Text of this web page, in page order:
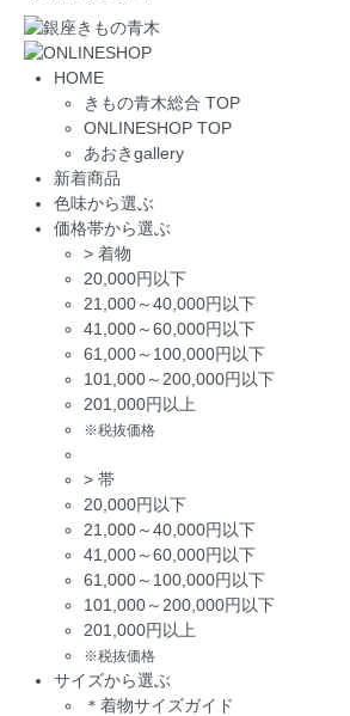
HOME
きもの青木総合 TOP
ONLINESHOP TOP
あおきgallery
新着商品
色味から選ぶ
価格帯から選ぶ
> 着物
20,000円以下
21,000～40,000円以下
41,000～60,000円以下
61,000～100,000円以下
101,000～200,000円以下
201,000円以上
※税抜価格
> 帯
20,000円以下
21,000～40,000円以下
41,000～60,000円以下
61,000～100,000円以下
101,000～200,000円以下
201,000円以上
※税抜価格
サイズから選ぶ
＊着物サイズガイド